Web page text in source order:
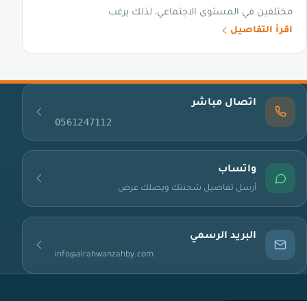
مختلفين في المستوى الاجتماعي، لذلك يرغب
اقرأ التفاصيل
اتصال مباشر
0561247112
واتساب
أرسل تفاصيل شحنتك ويصلك عرض
البريد الرسمي
info@alrahwanzahby.com